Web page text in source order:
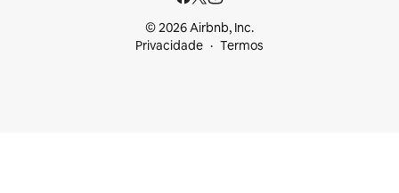
© 2026 Airbnb, Inc.
Privacidade
Termos